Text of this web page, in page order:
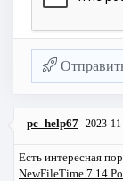
pc_help67 2023-
Есть интересная
NewFileTime 7.14